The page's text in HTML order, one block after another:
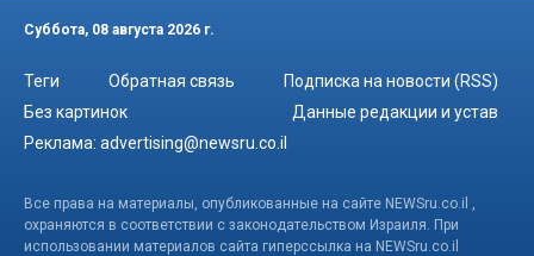
Суббота, 08 августа 2026 г.
Теги Обратная связь
Подписка на новости (RSS)
Без картинок
Данные редакции и устав
Реклама: advertising@newsru.co.il
Все права на материалы, опубликованные на сайте NEWSru.co.il ,
охраняются в соответствии с законодательством Израиля. При
использовании материалов сайта гиперссылка на NEWSru.co.il